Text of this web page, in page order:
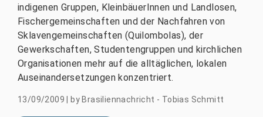
indigenen Gruppen, KleinbäuerInnen und Landlosen,
Fischergemeinschaften und der Nachfahren von
Sklavengemeinschaften (Quilombolas), der
Gewerkschaften, Studentengruppen und kirchlichen
Organisationen mehr auf die alltäglichen, lokalen
Auseinandersetzungen konzentriert.
13/09/2009 by Brasiliennachricht - Tobias Schmitt